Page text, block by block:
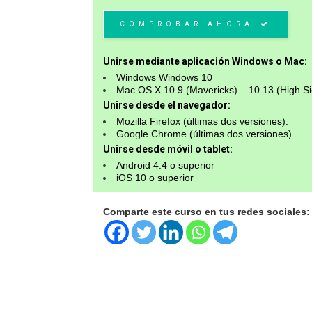
COMPROBAR AHORA
Unirse mediante aplicación Windows o Mac:
Windows Windows 10
Mac OS X 10.9 (Mavericks) – 10.13 (High
Unirse desde el navegador:
Mozilla Firefox (últimas dos versiones).
Google Chrome (últimas dos versiones).
Unirse desde móvil o tablet:
Android 4.4 o superior
iOS 10 o superior
Comparte este curso en tus redes sociales: